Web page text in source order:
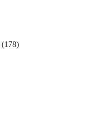
(178)